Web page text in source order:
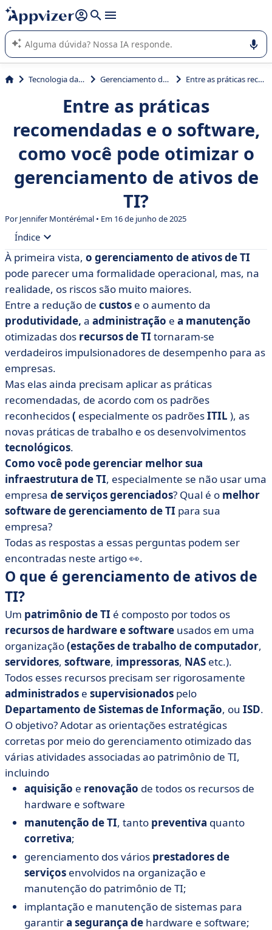
de nossa IA (várias linhas com
A IA do Appvizer o orienta no uso ou na seleção de software
SaaS para sua empresa.
Tecnologia da Informação (TI) Gerenciamento de Serviços TI (ITSM) Entre as práticas recomendadas e o software, como você pode otimizar o gerenciamento de ativos de TI?
Entre as práticas
recomendadas e o software,
como você pode otimizar o
gerenciamento de ativos de
TI?
PorJennifer Montérémal • Em 16 de junho de 2025
Índice
• O que é gerenciamento de ativos de TI?
• Qual é a importância do gerenciamento otimizado de
ativos de TI?
• 7 práticas recomendadas de gerenciamento de ativos
de TI
• 8 pacotes de software para gerenciar seu patrimônio
de TI
• Quais critérios você deve usar ao escolher seu
software de gerenciamento de ativos de TI?
• E quanto à terceirização do gerenciamento de ativos
de TI?
• O que devemos lembrar sobre o gerenciamento de
ativos de TI?
À primeira vista, o gerenciamento de ativos de TI
pode parecer uma formalidade operacional, mas, na
realidade, os riscos são muito maiores.
Entre a redução de custos e o aumento da
produtividade, a administração e a manutenção
otimizadas dos recursos de TI tornaram-se
verdadeiros impulsionadores de desempenho para as
empresas.
Mas elas ainda precisam aplicar as práticas
recomendadas, de acordo com os padrões
reconhecidos( especialmente os padrõesITIL ), as
novas práticas de trabalho e os desenvolvimentos
tecnológicos.
Como você pode gerenciar melhor sua
infraestrutura de TI, especialmente se não usar uma
empresa de serviços gerenciados? Qual é o melhor
software de gerenciamento de TI para sua
empresa?
Todas as respostas a essas perguntas podem ser
encontradas neste artigo 👀.
O que é gerenciamento de ativos de
TI?
Um patrimônio de TI é composto por todos os
recursos de hardware e software usados em uma
organização(estações de trabalho de computador,
servidores, software, impressoras, NAS etc.).
Todos esses recursos precisam ser rigorosamente
administrados e supervisionados pelo
Departamento de Sistemas de Informação, ou ISD.
O objetivo? Adotar as orientações estratégicas
corretas por meio do gerenciamento otimizado das
várias atividades associadas ao patrimônio de TI,
incluindo
aquisição e renovação de todos os recursos de
hardware e software
manutenção de TI, tanto preventiva quanto
corretiva;
gerenciamento dos vários prestadores de
serviços envolvidos na organização e
manutenção do patrimônio de TI;
implantação e manutenção de sistemas para
garantira segurança de hardware e software;